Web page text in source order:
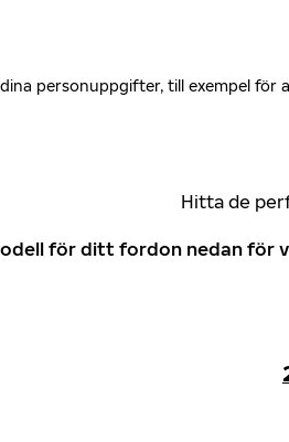
personuppgifter, till exempel
Hitta de
för ditt fordon nedan för